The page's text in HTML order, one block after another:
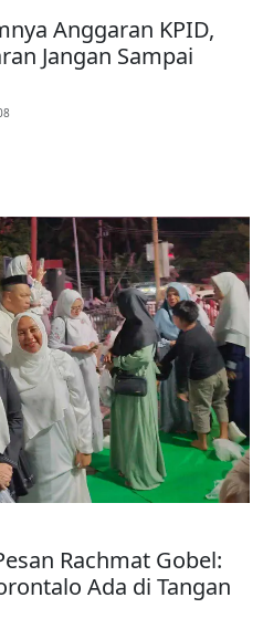
Anggaran KPID,
Jangan Sampai
Rachmat Gobel:
Ada di Tangan